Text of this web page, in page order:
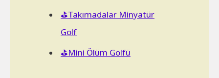
⛳Takımadalar Minyatür
Golf
⛳Mini Ölüm Golfü